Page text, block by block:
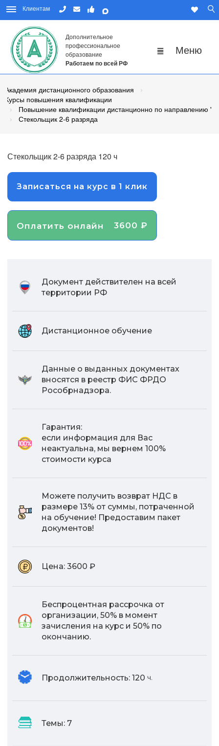
Клиентам
Дополнительное
профессиональное
образование
Работаем по всей РФ
Академия дистанционного образования
Курсы повышения квалификации
Повышение квалификации дистанционно по направлению
Стекольщик 2-6 разряда
Стекольщик 2-6 разряда 120 ч
Записаться на курс в 1 клик
Оплатить онлайн 3600 ₽
Документ действителен на всей
территории РФ
Дистанционное обучение
Данные о выданных документах
вносятся в реестр ФИС ФРДО
Рособрнадзора.
Гарантия:
если информация для Вас
неактуальна, мы вернем 100%
стоимости курса
Можете получить возврат НДС в
размере 13% от суммы, потраченной
на обучение! Предоставим пакет
документов!
Цена: 3600 ₽
Беспроцентная рассрочка от
организации, 50% в момент
зачисления на курс и 50% по
окончанию.
Продолжительность: 120 ч.
Темы: 7